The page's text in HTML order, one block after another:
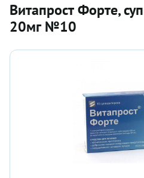
Витапрост Форте,
20мг №10